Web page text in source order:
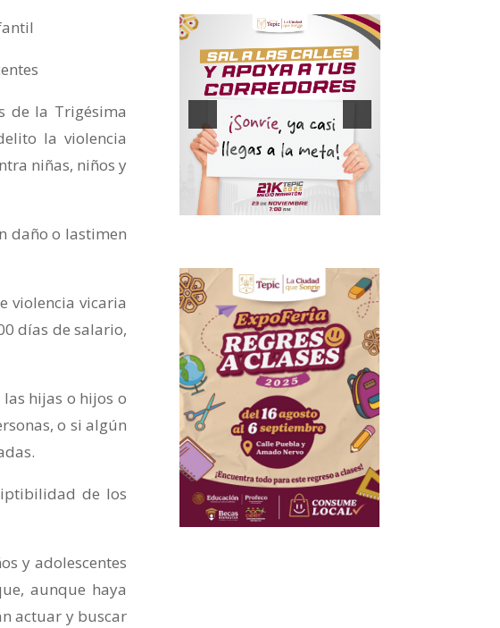
de la Trigésima
la violencia
niñas, niños y
daño o lastimen
violencia vicaria
días de salario,
hijas o hijos o
o si algún
de los
y adolescentes
aunque haya
actuar y buscar